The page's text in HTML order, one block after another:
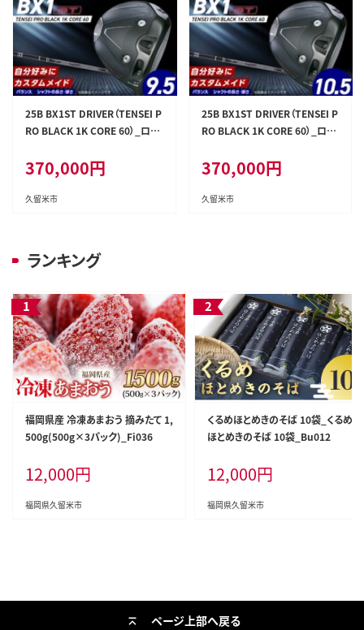
25B BX1ST DRIVER（TENSEI P
RO BLACK 1K CORE 60）_ロフ
370,000円
久留米市
25B BX1ST DRIVER（TENSEI P
RO BLACK 1K CORE 60）_ロフ
370,000円
久留米市
ランキング
福岡県産 冷凍あまおう 摘みたて 1,
500g(500g×3パック)_Fi036
12,000円
福岡県久留米市
くるめほとめきのそば 10袋_くるめ
ほとめきのそば 10袋_Bu012
12,000円
福岡県久留米市
ページ上部へ戻る